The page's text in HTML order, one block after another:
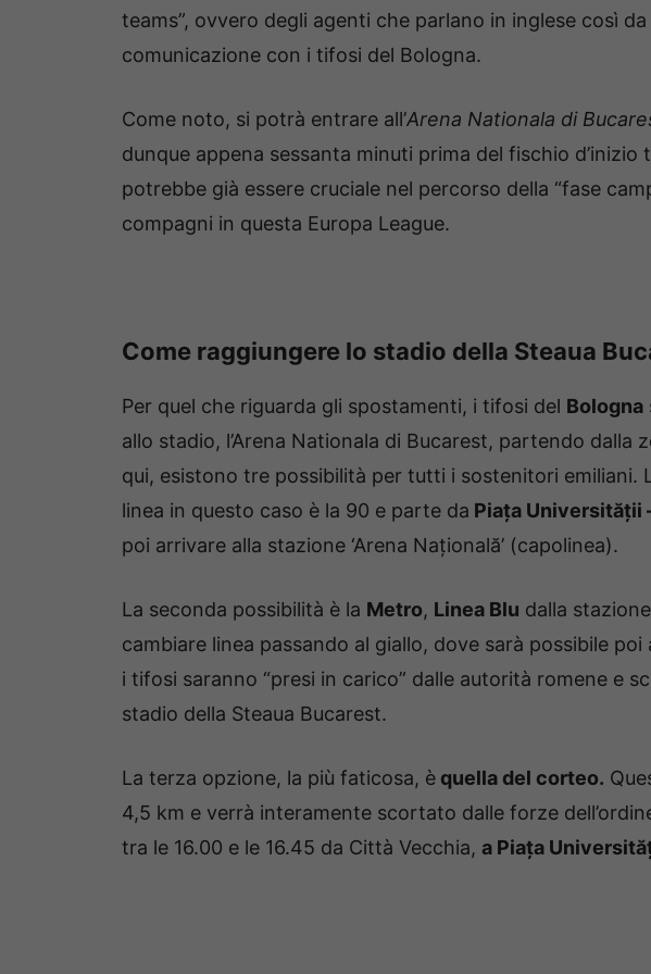
teams”, ovvero degli agenti che parlano in inglese così
comunicazione con i tifosi del Bologna.
Come noto, si potrà entrare all’Arena Nationala di
dunque appena sessanta minuti prima del fischio d’inizio
potrebbe già essere cruciale nel percorso della “fase
compagni in questa Europa League.
Come raggiungere lo stadio della Steaua
Per quel che riguarda gli spostamenti, i tifosi del Bologna
allo stadio, l’Arena Nationala di Bucarest, partendo dalla
qui, esistono tre possibilità per tutti i sostenitori emiliani.
linea in questo caso è la 90 e parte da Piața Universității
poi arrivare alla stazione ‘Arena Națională’ (capolinea).
La seconda possibilità è la Metro, Linea Blu dalla
cambiare linea passando al giallo, dove sarà possibile poi
i tifosi saranno “presi in carico” dalle autorità romene e
stadio della Steaua Bucarest.
La terza opzione, la più faticosa, è quella del corteo.
4,5 km e verrà interamente scortato dalle forze
tra le 16.00 e le 16.45 da Città Vecchia, a Piața